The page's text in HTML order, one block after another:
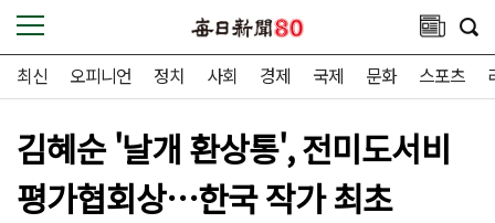
최신 오피니언 정치 사회 경제 국제 문화 스포츠
김혜순 '날개 환상통', 전미도서비
평가협회상…한국 작가 최초